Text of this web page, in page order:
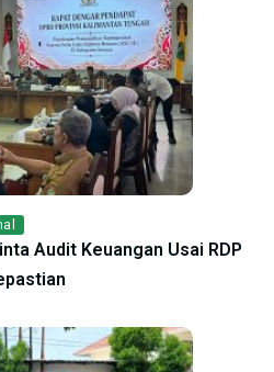
Audit Keuangan Usai RDP